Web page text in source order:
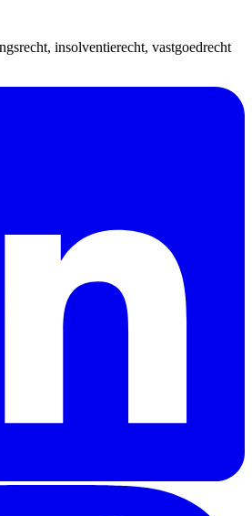
insolventierecht, vastgoedrecht